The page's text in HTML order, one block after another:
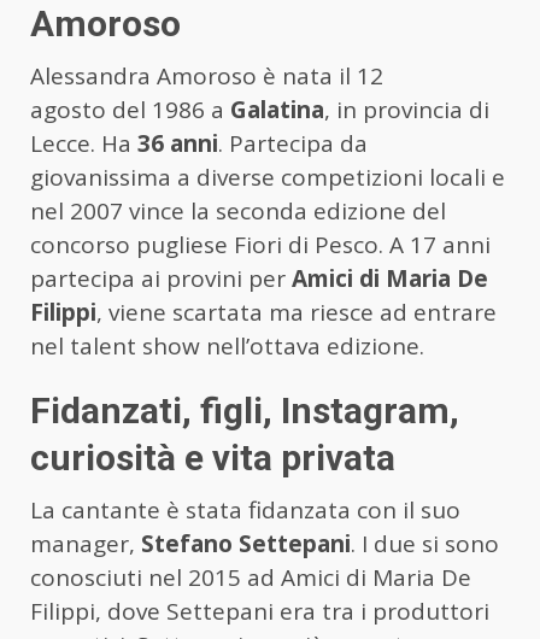
Amoroso
Alessandra Amoroso è nata il 12
agosto del 1986 a Galatina, in provincia di
Lecce. Ha 36 anni. Partecipa da
giovanissima a diverse competizioni locali e
nel 2007 vince la seconda edizione del
concorso pugliese Fiori di Pesco. A 17 anni
partecipa ai provini perAmici di Maria De
Filippi, viene scartata ma riesce ad entrare
nel talent show nell’ottava edizione.
Fidanzati, figli, Instagram,
curiosità e vita privata
La cantante è stata fidanzata con il suo
manager, Stefano Settepani. I due si sono
conosciuti nel 2015 ad Amici di Maria De
Filippi, dove Settepani era tra i produttori